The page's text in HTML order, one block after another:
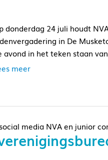
donderdag 24 juli houdt
in De
avond in het teken staan
meer
media NVA en junior